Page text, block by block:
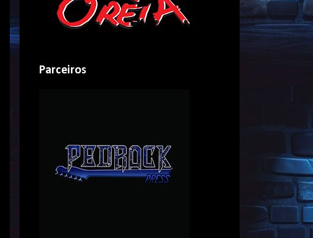
Parceiros